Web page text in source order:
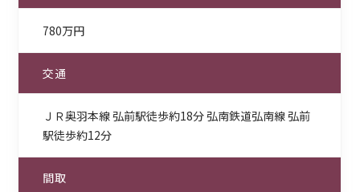
780万円
交通
ＪＲ奥羽本線 弘前駅徒歩約18分 弘南鉄道弘南線 弘前
駅徒歩約12分
間取